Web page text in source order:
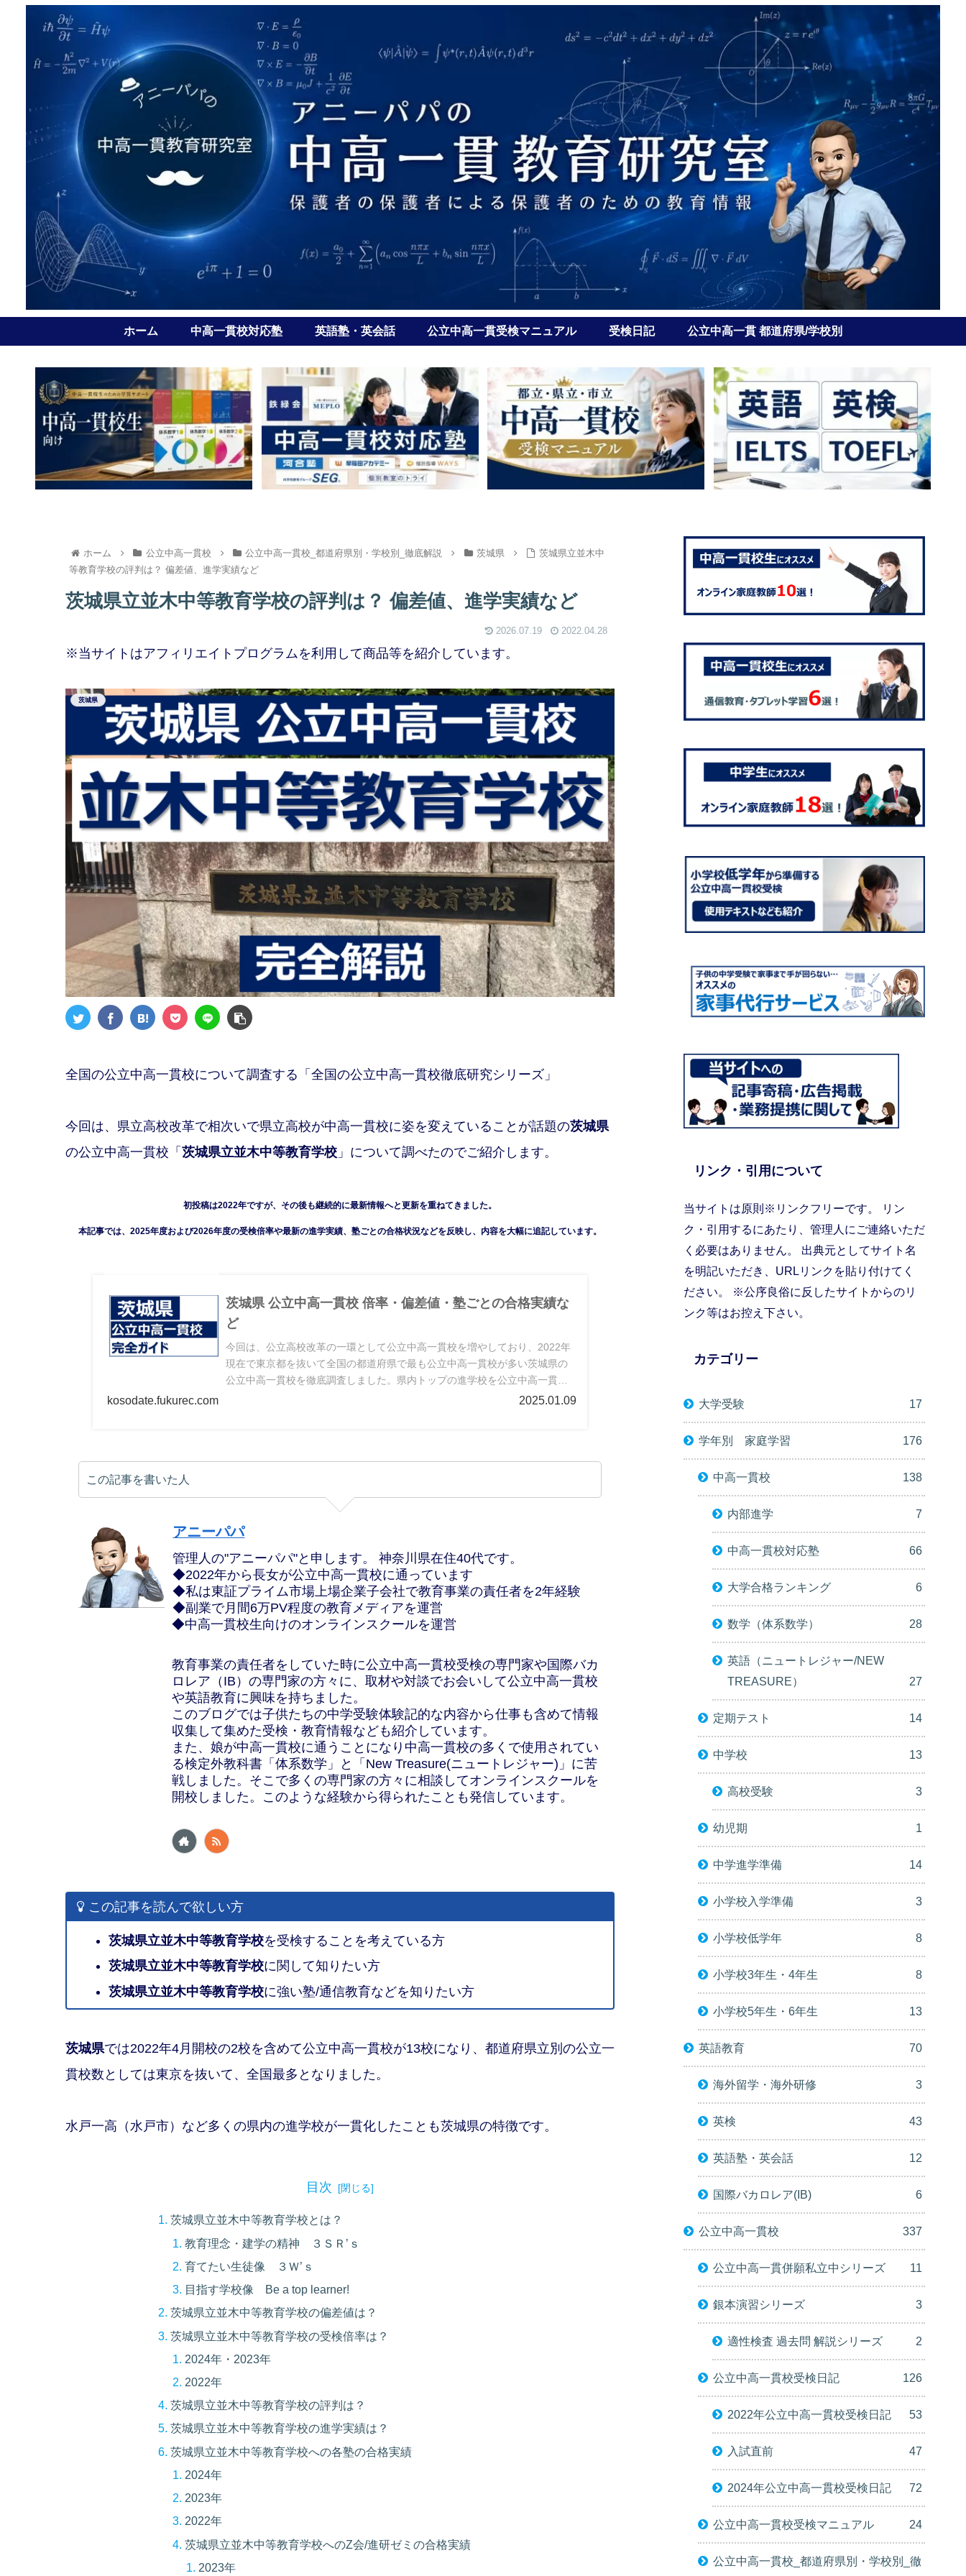
ホーム 中高一貫校対応塾 英語塾・英会話 公立中高一貫受検マニュアル 受検日記 公立中高一貫 都道府県/学校別
ホーム 公立中高一貫校 公立中高一貫校_都道府県別・学校別_徹底解説 茨城県
茨城県立並木中
等教育学校の評判は？ 偏差値、進学実績など
茨城県立並木中等教育学校の評判は？ 偏差値、進学実績など
2026.07.19 2022.04.28
※当サイトはアフィリエイトプログラムを利用して商品等を紹介しています。
茨城県
全国の公立中高一貫校について調査する「全国の公立中高一貫校徹底研究シリーズ」
今回は、県立高校改革で相次いで県立高校が中高一貫校に姿を変えていることが話題の茨城県
の公立中高一貫校「 茨城県立並木中等教育学校 」について調べたのでご紹介します。
初投稿は2022年ですが、その後も継続的に最新情報へと更新を重ねてきました。
本記事では、2025年度および2026年度の受検倍率や最新の進学実績、塾ごとの合格状況などを反映し、内容を大幅に追記しています。
茨城県 公立中高一貫校 倍率・偏差値・塾ごとの合格実績な
ど
今回は、公立高校改革の一環として公立中高一貫校を増やしており、2022年
現在で東京都を抜いて全国の都道府県で最も公立中高一貫校が多い茨城県の
公立中高一貫校を徹底調査しました。県内トップの進学校を公立中高一貫校
kosodate.fukurec.com 2025.01.09
この記事を書いた人
アニーパパ
管理人の"アニーパパ"と申します。 神奈川県在住40代です。
◆2022年から長女が公立中高一貫校に通っています
◆私は東証プライム市場上場企業子会社で教育事業の責任者を2年経験
◆副業で月間6万PV程度の教育メディアを運営
◆中高一貫校生向けのオンラインスクールを運営
教育事業の責任者をしていた時に公立中高一貫校受検の専門家や国際バカ
ロレア（IB）の専門家の方々に、取材や対談でお会いして公立中高一貫校
や英語教育に興味を持ちました。
このブログでは子供たちの中学受験体験記的な内容から仕事も含めて情報
収集して集めた受検・教育情報なども紹介しています。
また、娘が中高一貫校に通うことになり中高一貫校の多くで使用されてい
る検定外教科書「体系数学」と「New Treasure(ニュートレジャー)」に苦
戦しました。そこで多くの専門家の方々に相談してオンラインスクールを
開校しました。このような経験から得られたことも発信しています。
この記事を読んで欲しい方
茨城県立並木中等教育学校を受検することを考えている方
茨城県立並木中等教育学校に関して知りたい方
茨城県立並木中等教育学校に強い塾/通信教育などを知りたい方
茨城県では2022年4月開校の2校を含めて公立中高一貫校が13校になり、都道府県立別の公立一
貫校数としては東京を抜いて、全国最多となりました。
水戸一高（水戸市）など多くの県内の進学校が一貫化したことも茨城県の特徴です。
目次
茨城県立並木中等教育学校とは？
教育理念・建学の精神 ３ＳＲ’ｓ
育てたい生徒像 ３Ｗ’ｓ
目指す学校像 Be a top learner!
茨城県立並木中等教育学校の偏差値は？
茨城県立並木中等教育学校の受検倍率は？
2024年・2023年
2022年
茨城県立並木中等教育学校の評判は？
茨城県立並木中等教育学校の進学実績は？
茨城県立並木中等教育学校への各塾の合格実績
2024年
2023年
2022年
茨城県立並木中等教育学校へのZ会/進研ゼミの合格実績
2023年
リンク・引用について
当サイトは原則※リンクフリーです。 リン
ク・引用するにあたり、管理人にご連絡いただ
く必要はありません。 出典元としてサイト名
を明記いただき、URLリンクを貼り付けてく
ださい。 ※公序良俗に反したサイトからのリ
ンク等はお控え下さい。
カテゴリー
大学受験 17
学年別 家庭学習 176
中高一貫校 138
内部進学 7
中高一貫校対応塾 66
大学合格ランキング 6
数学（体系数学） 28
英語（ニュートレジャー/NEW
TREASURE）
27
定期テスト 14
中学校 13
高校受験 3
幼児期 1
中学進学準備 14
小学校入学準備 3
小学校低学年 8
小学校3年生・4年生 8
小学校5年生・6年生 13
英語教育 70
海外留学・海外研修 3
英検 43
英語塾・英会話 12
国際バカロレア(IB) 6
公立中高一貫校 337
公立中高一貫併願私立中シリーズ 11
銀本演習シリーズ 3
適性検査 過去問 解説シリーズ 2
公立中高一貫校受検日記 126
2022年公立中高一貫校受検日記 53
入試直前 47
2024年公立中高一貫校受検日記 72
公立中高一貫校受検マニュアル 24
公立中高一貫校_都道府県別・学校別_徹